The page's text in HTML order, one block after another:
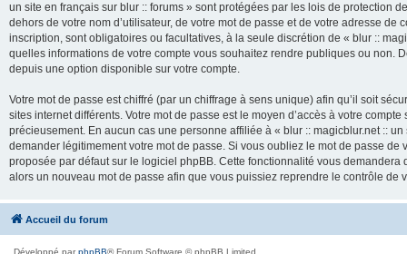
un site en français sur blur :: forums » sont protégées par les lois de protection
dehors de votre nom d’utilisateur, de votre mot de passe et de votre adresse
inscription, sont obligatoires ou facultatives, à la seule discrétion de « blur ::
quelles informations de votre compte vous souhaitez rendre publiques ou non.
depuis une option disponible sur votre compte.
Votre mot de passe est chiffré (par un chiffrage à sens unique) afin qu’il soit
sites internet différents. Votre mot de passe est le moyen d’accès à votre
précieusement. En aucun cas une personne affiliée à « blur :: magicblur.net ::
demander légitimement votre mot de passe. Si vous oubliez le mot de passe
proposée par défaut sur le logiciel phpBB. Cette fonctionnalité vous
alors un nouveau mot de passe afin que vous puissiez reprendre le contrôle de
Accueil du forum
Développé parphpBB® Forum Software © phpBB Limited